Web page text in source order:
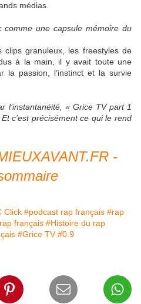
médias.
comme une capsule mémoire du
granuleux, les freestyles de
à la main, il y avait toute une
la passion, l’instinct et la survie
l’instantanéité, « Grice TV part 1
c’est précisément ce qui le rend
-
Click #podcast rap français #rap
français #Histoire du rap
#Grice TV #0.9